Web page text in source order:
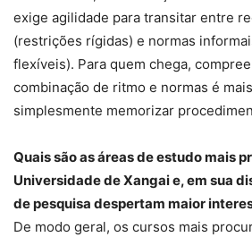
exige agilidade para transitar entre
(restrições rígidas) e normas
flexíveis). Para quem chega,
combinação de ritmo e normas é
simplesmente memorizar
Quais são as áreas de estudo mais
Universidade de Xangai e, em sua
de pesquisa despertam maior
De modo geral, os cursos mais